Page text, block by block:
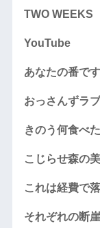
TWO WEEKS
YouTube
あなたの番です
おっさんずラ
きのう何食べた
こじらせ森の
これは経費で
それぞれの断崖